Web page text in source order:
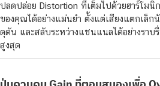
ปลดปล่อย Distortion ที่เต็มไปด้วยฮาร์โมนิ
ของคุณได้อย่างแม่นยำ ตั้งแต่เสียงแตกเล็
ดุดัน และสลับระหว่างแชนแนลได้อย่างราบ
สูงสุด